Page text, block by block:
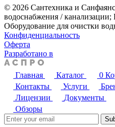
© 2026 Сантехника и
водоснабжения / канализации;
Оборудование для очистки
Конфиденциальность
Оферта
Разработано в
Главная Каталог 0
Контакты
Услуги
Лицензии
Документы
Обзоры